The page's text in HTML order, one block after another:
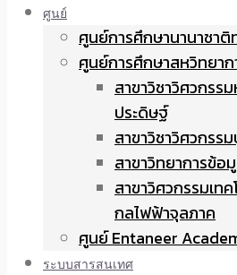
ศูนย์
ศูนย์การศึกษานานาชา
ศูนย์การศึกษาสหวิทยาก
สาขาวิชาวิศวกร
ประดิษฐ์
สาขาวิชาวิศวกรร
สาขาวิทยาการข้อ
สาขาวิศวกรรมเท
กลไฟฟ้าจุลภาค
ศูนย์ Entaneer
ระบบสารสนเทศ